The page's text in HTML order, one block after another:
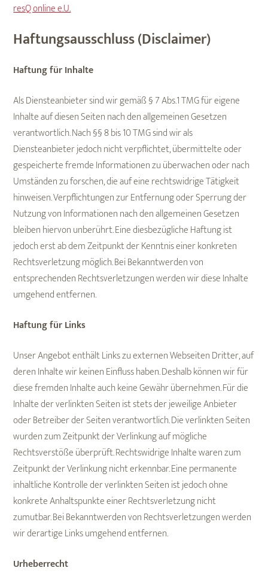
resQ online e.U.
Haftungsausschluss (Disclaimer)
Haftung für Inhalte
Als Diensteanbieter sind wir gemäß § 7 Abs.1 TMG für eigene
Inhalte auf diesen Seiten nach den allgemeinen Gesetzen
verantwortlich. Nach §§ 8 bis 10 TMG sind wir als
Diensteanbieter jedoch nicht verpflichtet, übermittelte oder
gespeicherte fremde Informationen zu überwachen oder nach
Umständen zu forschen, die auf eine rechtswidrige Tätigkeit
hinweisen. Verpflichtungen zur Entfernung oder Sperrung der
Nutzung von Informationen nach den allgemeinen Gesetzen
bleiben hiervon unberührt. Eine diesbezügliche Haftung ist
jedoch erst ab dem Zeitpunkt der Kenntnis einer konkreten
Rechtsverletzung möglich. Bei Bekanntwerden von
entsprechenden Rechtsverletzungen werden wir diese Inhalte
umgehend entfernen.
Haftung für Links
Unser Angebot enthält Links zu externen Webseiten Dritter, auf
deren Inhalte wir keinen Einfluss haben. Deshalb können wir für
diese fremden Inhalte auch keine Gewähr übernehmen. Für die
Inhalte der verlinkten Seiten ist stets der jeweilige Anbieter
oder Betreiber der Seiten verantwortlich. Die verlinkten Seiten
wurden zum Zeitpunkt der Verlinkung auf mögliche
Rechtsverstöße überprüft. Rechtswidrige Inhalte waren zum
Zeitpunkt der Verlinkung nicht erkennbar. Eine permanente
inhaltliche Kontrolle der verlinkten Seiten ist jedoch ohne
konkrete Anhaltspunkte einer Rechtsverletzung nicht
zumutbar. Bei Bekanntwerden von Rechtsverletzungen werden
wir derartige Links umgehend entfernen.
Urheberrecht